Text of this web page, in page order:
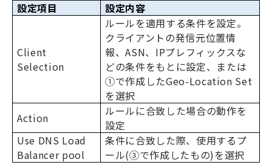
設定項目
設定内容
Client
Selection
ルールを適用する条件を設定。
クライアントの発信元位置情
報、ASN、 IPプレフィックスな
どの条件をもとに設定、または
①で作成したGeo-Location Set
を選択
Action
ルールに合致した場合の動作を
設定
Use DNS Load
Balancer pool
条件に合致した際、使用するプ
ール(③で作成したもの)を選択